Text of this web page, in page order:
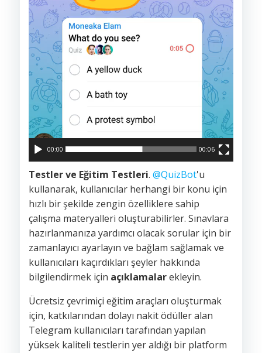
00:00 00:06
Testler ve Eğitim Testleri. @QuizBot'u
kullanarak, kullanıcılar herhangi bir konu için
hızlı bir şekilde zengin özelliklere sahip
çalışma materyalleri oluşturabilirler. Sınavlara
hazırlanmanıza yardımcı olacak sorular için bir
zamanlayıcı ayarlayın ve bağlam sağlamak ve
kullanıcıları kaçırdıkları şeyler hakkında
bilgilendirmek için açıklamalarekleyin.
Ücretsiz çevrimiçi eğitim araçları oluşturmak
için, katkılarından dolayı nakit ödüller alan
Telegram kullanıcıları tarafından yapılan
yüksek kaliteli testlerin yer aldığı bir platform